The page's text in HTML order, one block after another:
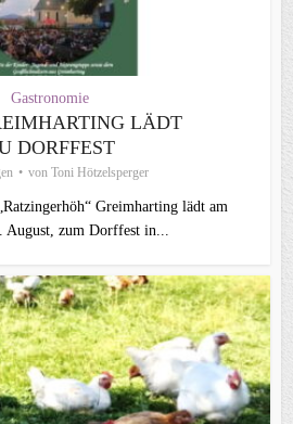
Gastronomie
LÄDT
DORFFEST
von Toni Hötzelsperger
Greimharting lädt am
August, zum Dorffest in...